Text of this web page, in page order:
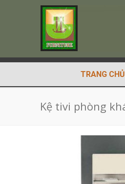
TRANG CHỦ
Kệ tivi phòng